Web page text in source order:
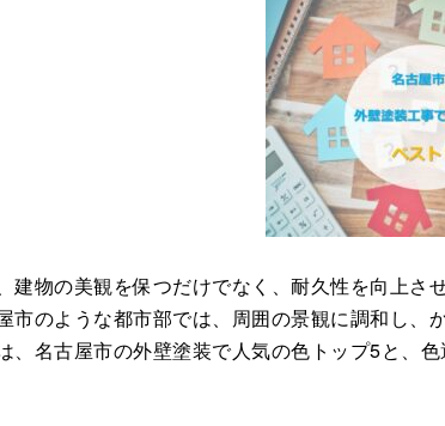
建物の美観を保つだけでなく、耐久性を向上さ
市のような都市部では、周囲の景観に調和し、
、名古屋市の外壁塗装で人気の色トップ5と、